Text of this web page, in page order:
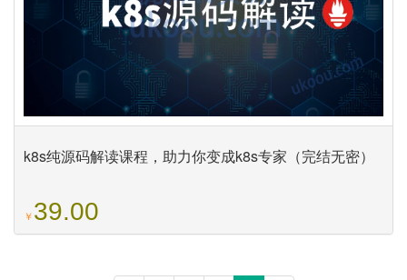
k8s纯源码解读课程，助力你变成k8s专家（完结无密）
￥39.00